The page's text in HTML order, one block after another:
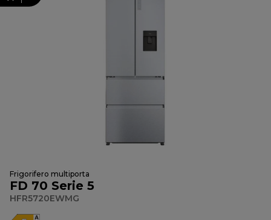
Frigorifero multiporta
FD 70 Serie 5
HFR5720EWMG